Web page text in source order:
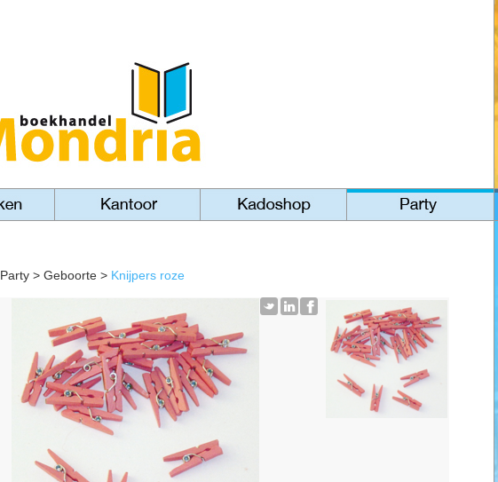
Party > Geboorte > Knijpers roze